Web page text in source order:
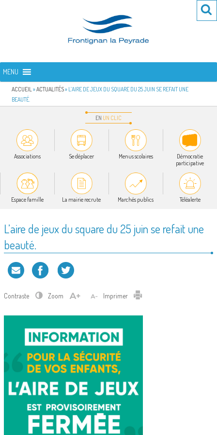
FRONTIGNAN LA PEYRADE
MENU
ACCUEIL »ACTUALITÉS» L’AIRE DE JEUX DU SQUARE DU 25 JUIN SE REFAIT UNE
BEAUTÉ.
EN UN CLIC
Associations Se déplacer Menus scolaires
Démocratie
participative
Espace famille La mairie recrute Marchés publics Téléalerte
L’aire de jeux du square du 25 juin se refait une
beauté.
Contraste Zoom Imprimer